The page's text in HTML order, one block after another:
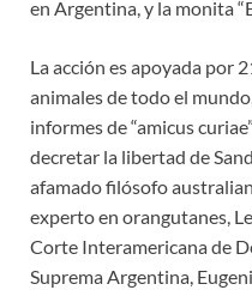
en Argentina, y la monita
La acción es apoyada por
animales de todo el
informes de “amicus
decretar la libertad de
afamado filósofo
experto en orangutanes,
Corte Interamericana de
Suprema Argentina,